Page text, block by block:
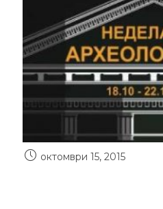
октомври 15, 2015